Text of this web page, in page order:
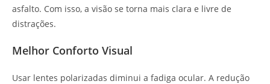
asfalto. Com isso, a visão se torna mais clara e livre de
distrações.
Melhor Conforto Visual
Usar lentes polarizadas diminui a fadiga ocular. A redução